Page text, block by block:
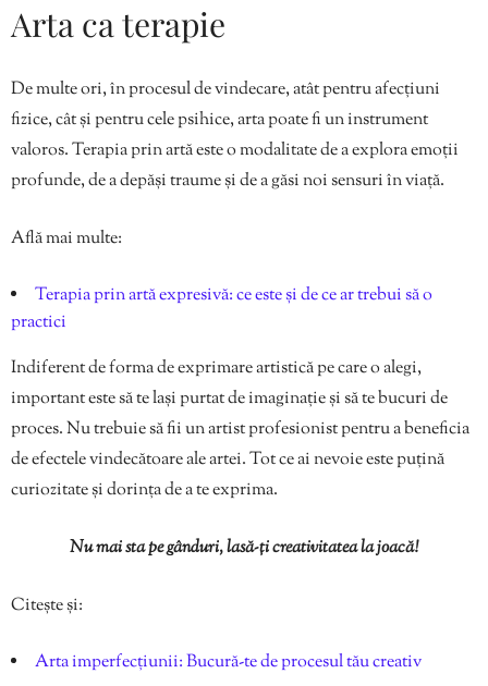
Arta ca terapie
De multe ori, în procesul de vindecare, atât pentru afecțiuni
fizice, cât și pentru cele psihice, arta poate fi un instrument
valoros. Terapia prin artă este o modalitate de a explora emoții
profunde, de a depăși traume și de a găsi noi sensuri în viață.
Află mai multe:
Terapia prin artă expresivă: ce este și de ce ar trebui să o
practici
Indiferent de forma de exprimare artistică pe care o alegi,
important este să te lași purtat de imaginație și să te bucuri de
proces. Nu trebuie să fii un artist profesionist pentru a beneficia
de efectele vindecătoare ale artei. Tot ce ai nevoie este puțină
curiozitate și dorința de a te exprima.
Nu mai sta pe gânduri, lasă-ți creativitatea la joacă!
Citește și:
Arta imperfecțiunii: Bucură-te de procesul tău creativ